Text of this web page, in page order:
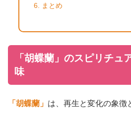
まとめ
「胡蝶蘭」のスピリチュ
味
「胡蝶蘭」 は、再生と変化の象徴